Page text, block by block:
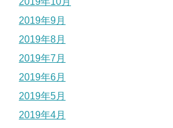
2019年9月
2019年8月
2019年7月
2019年6月
2019年5月
2019年4月